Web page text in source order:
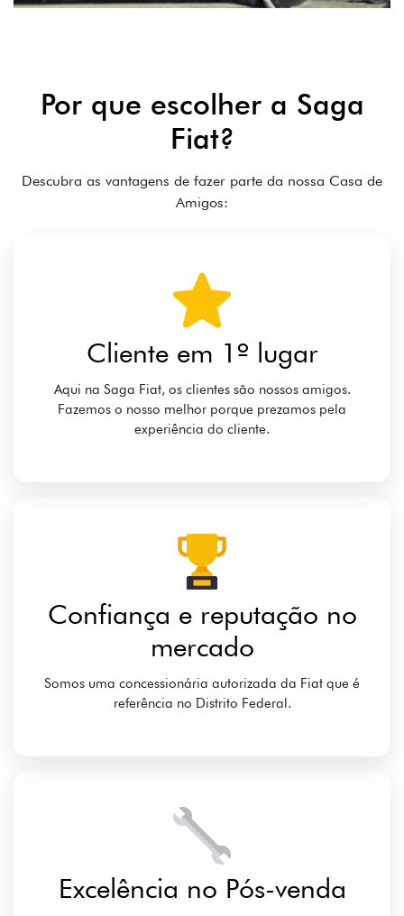
Por que escolher a Saga
Fiat?
Descubra as vantagens de fazer parte da nossa Casa de
Amigos:
Cliente em 1º lugar
Aqui na Saga Fiat, os clientes são nossos amigos.
Fazemos o nosso melhor porque prezamos pela
experiência do cliente.
Confiança e reputação no
mercado
Somos uma concessionária autorizada da Fiat que é
referência no Distrito Federal.
Excelência no Pós-venda